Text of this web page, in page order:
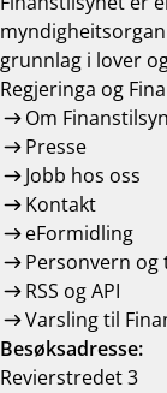
grunnlag i lover
Regjeringa og
Om
Presse
Jobb hos oss
Kontakt
eFormidling
Personvern
RSS og API
Varsling til
Besøksadresse:
Revierstredet 3